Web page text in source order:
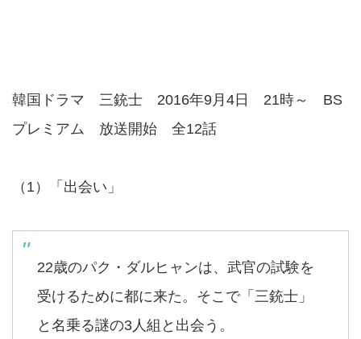
韓国ドラマ 三銃士 2016年9月4日 21時～ BS
プレミアム 放送開始 全12話
（1）「出会い」
22歳のパク・ダルヒャンは、武官の試験を
受けるために都に来た。そこで「三銃士」
と名乗る謎の3人組と出会う。